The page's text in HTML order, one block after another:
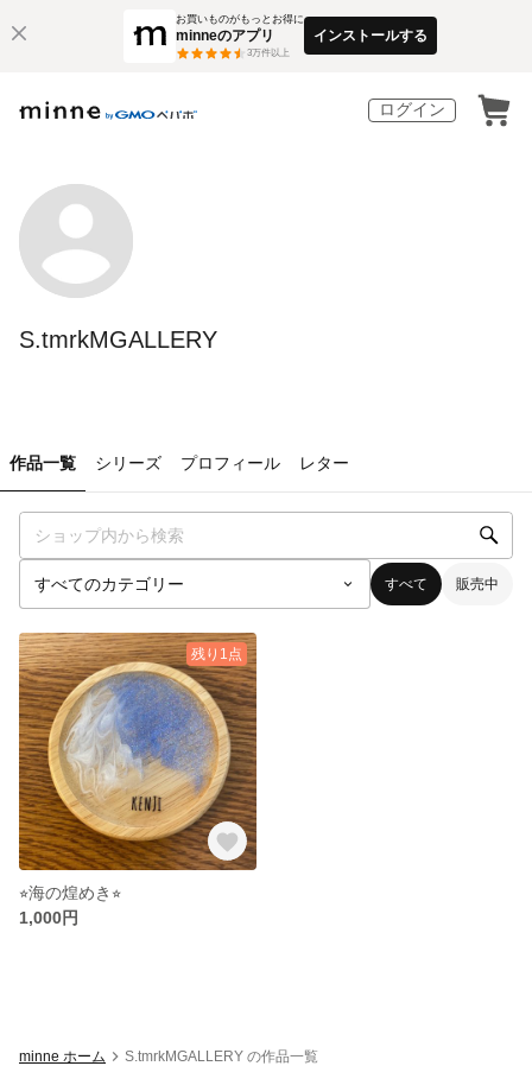
お買いものがもっとお得に
minneのアプリ
3万件以上
インストールする
ログイン
S.tmrkMGALLERY
作品一覧 シリーズ プロフィール レター
すべて 販売中
残り1点
⭐︎海の煌めき⭐︎
1,000円
minne ホーム S.tmrkMGALLERY の作品一覧